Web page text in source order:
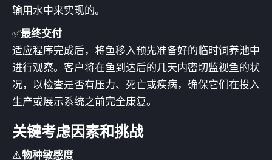
输用水中来实现的。
✅最终交付
适应程序完成后，将鱼移入预先准备好的临时饲养池中
进行观察。客户将在鱼到达后的几天内密切监视鱼的状
况，以检查是否有压力、死亡或疾病，确保它们在投入
生产或展示系统之前完全康复。
关键考虑因素和挑战
⚠️物种敏感度